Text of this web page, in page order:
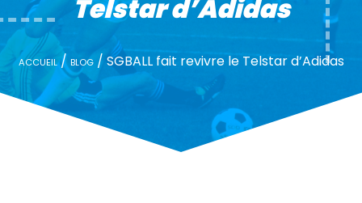
Telstar d’Adidas
ACCUEIL/BLOG/ SGBALL fait revivre le Telstar d’Adidas